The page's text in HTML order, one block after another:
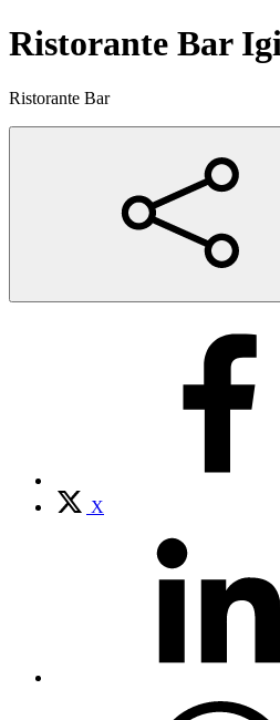
Ristorante Bar
Ristorante Bar
X